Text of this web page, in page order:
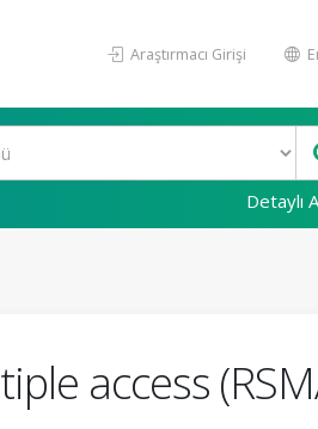
Araştırmacı Girişi
Detaylı
access